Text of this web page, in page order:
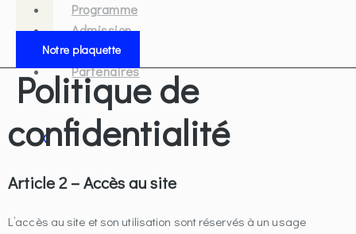
Programme
Admission
Placement
Partenaires
X
Notre plaquette
Politique de
confidentialité
Article 2 – Accès au site
L’accès au site et son utilisation sont réservés à un usage